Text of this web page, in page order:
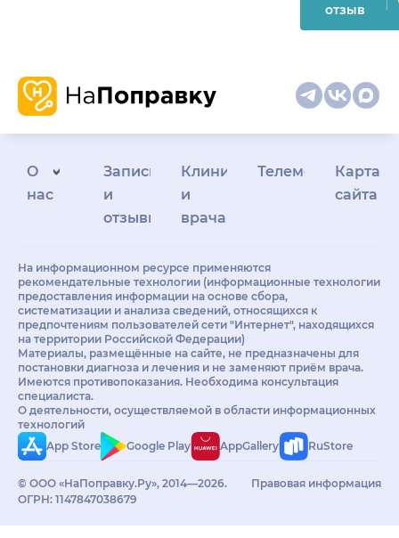
отзыв
О
нас
Запись
и
отзывы
Клиникам
и
врачам
Телемедицина
Карта
сайта
На информационном ресурсе применяются
рекомендательные технологии (информационные технологии
предоставления информации на основе сбора,
систематизации и анализа сведений, относящихся к
предпочтениям пользователей сети "Интернет", находящихся
на территории Российской Федерации)
Материалы, размещённые на сайте, не предназначены для
постановки диагноза и лечения и не заменяют приём врача.
Имеются противопоказания. Необходима консультация
специалиста.
О деятельности, осуществляемой в области информационных
технологий
App Store
Google Play AppGallery RuStore
© ООО «НаПоправку.Ру», 2014—2026.
ОГРН: 1147847038679
Правовая информация